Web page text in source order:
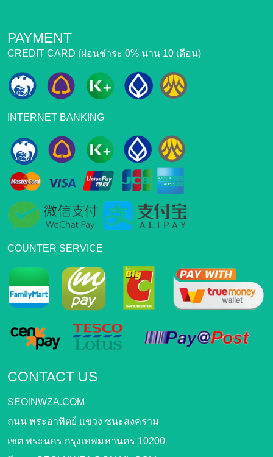
PAYMENT
CREDIT CARD (ผ่อนชำระ 0% นาน 10 เดือน)
INTERNET BANKING
COUNTER SERVICE
CONTACT US
SEOlNWZA.COM
ถนน พระอาทิตย์ แขวง ชนะสงคราม
เขต พระนคร กรุงเทพมหานคร 10200